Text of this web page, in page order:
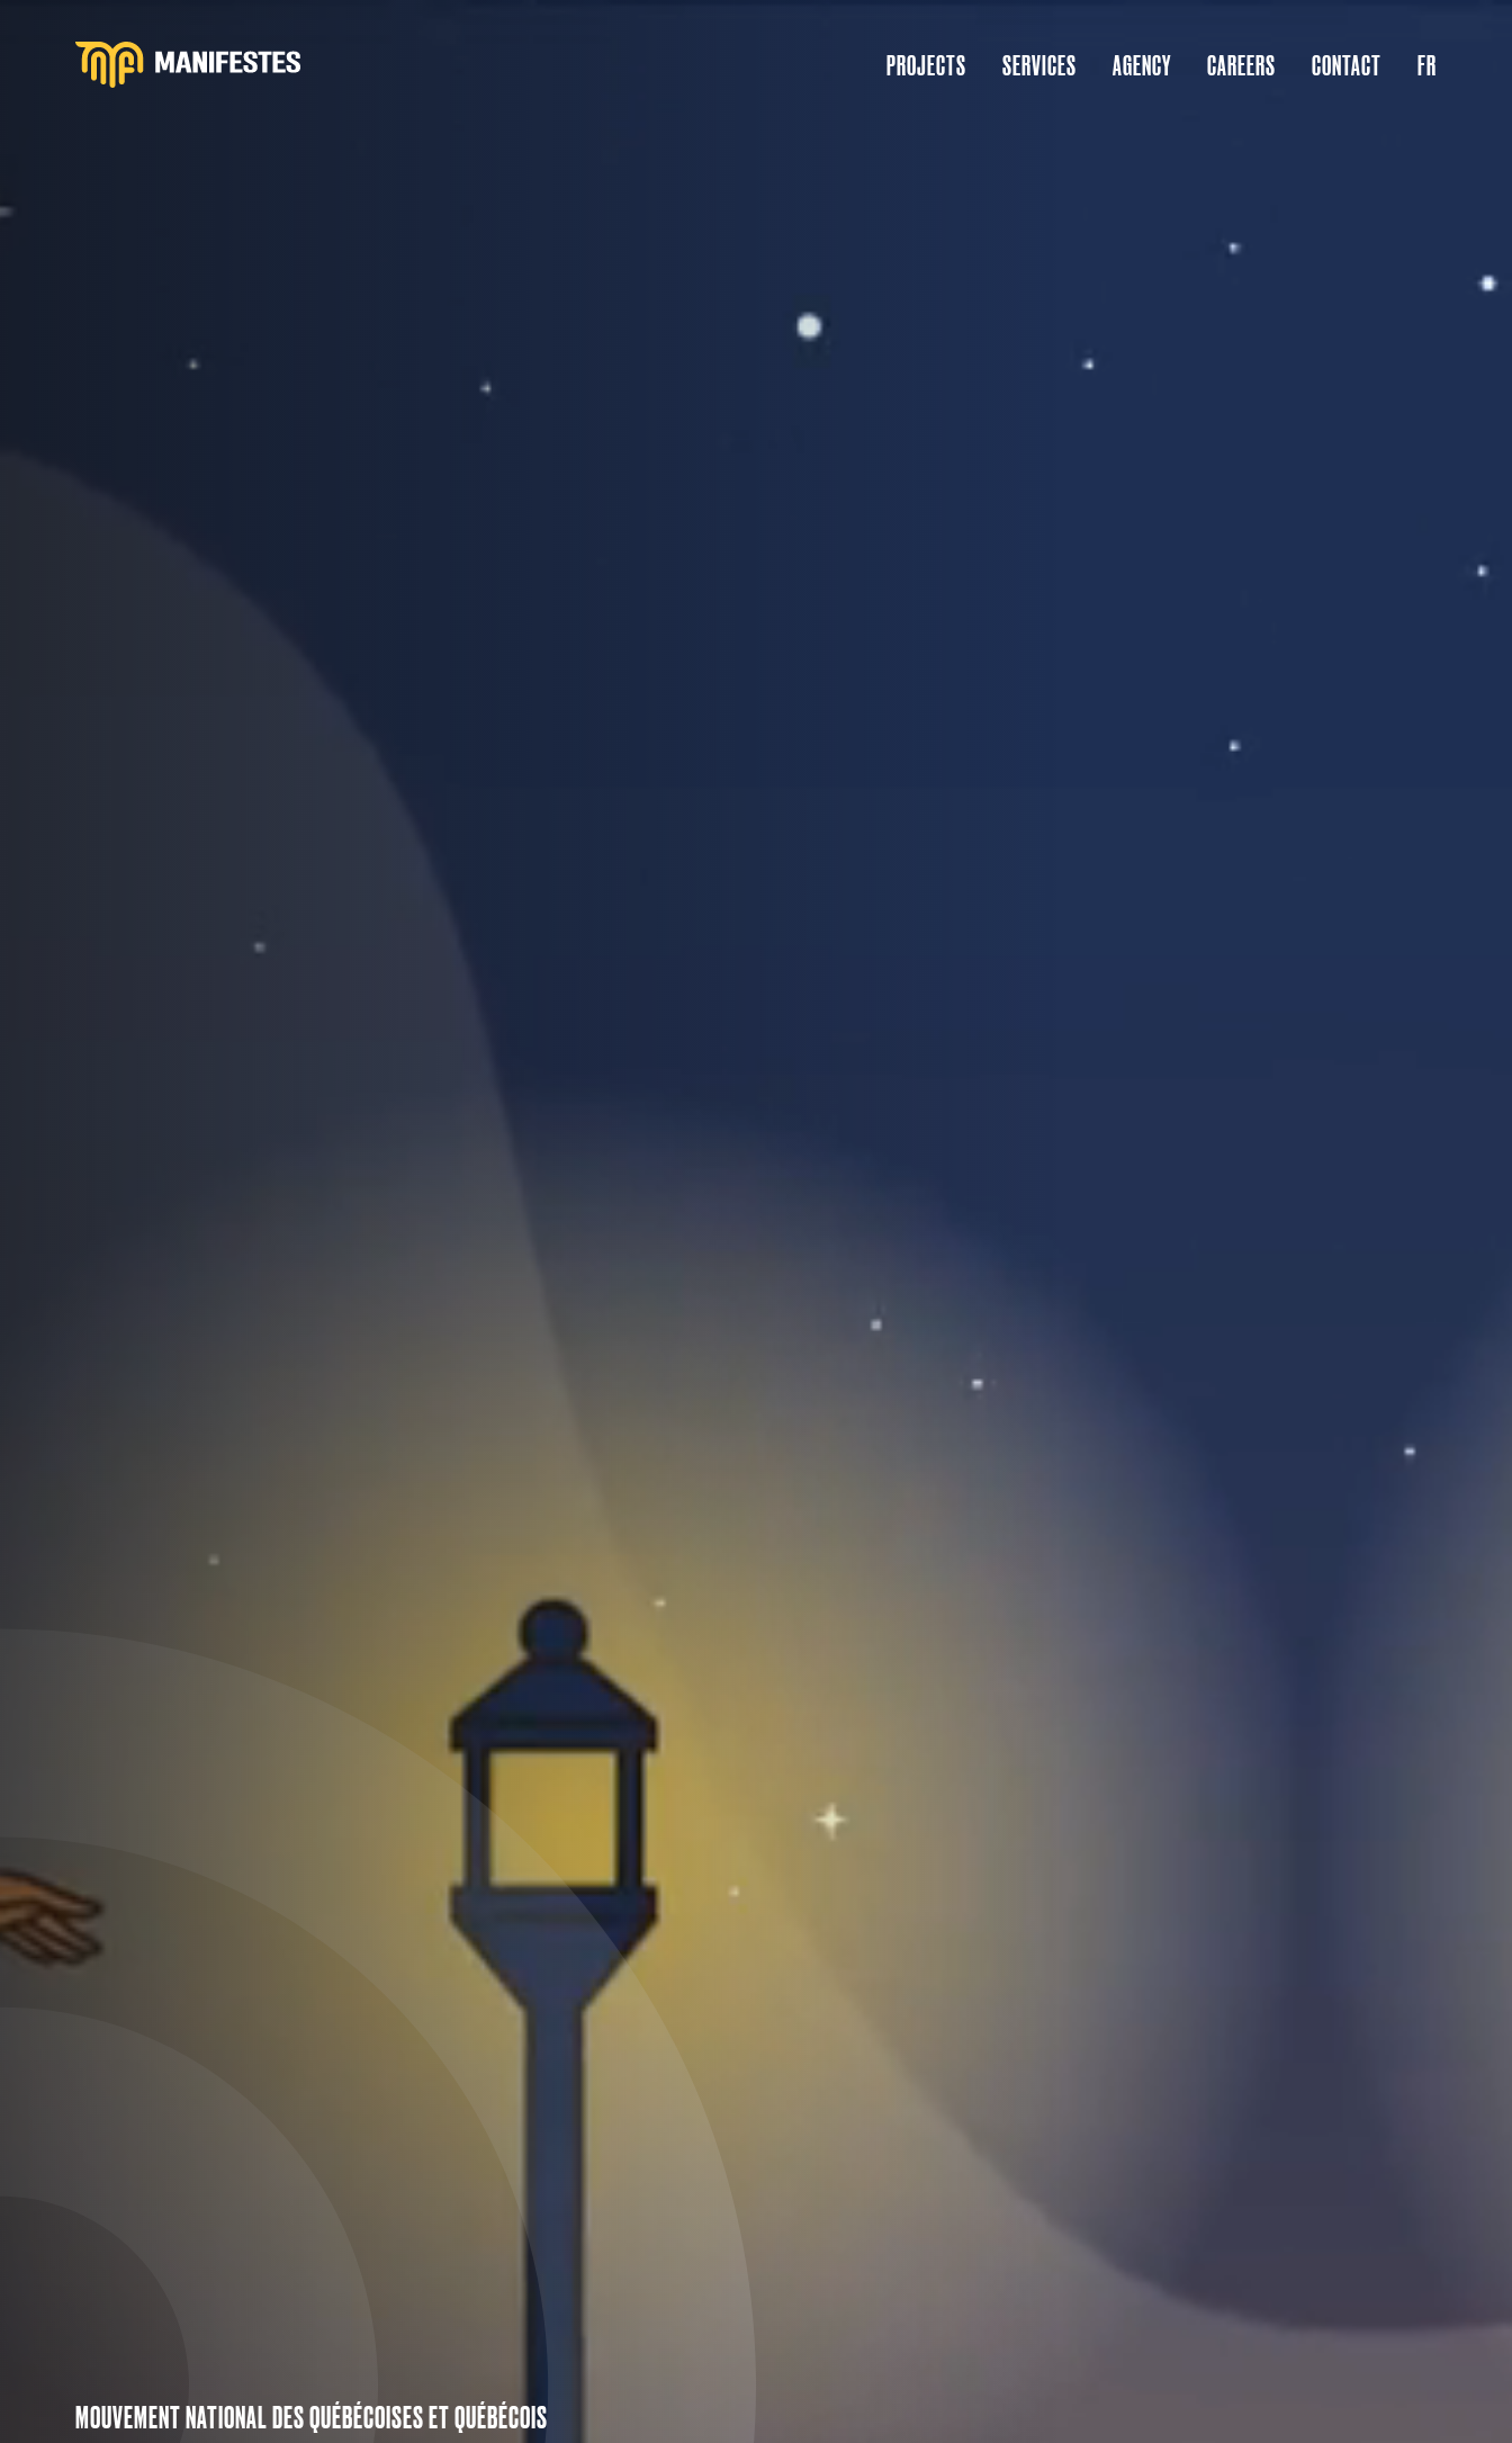
PROJECTS SERVICES AGENCY CAREERS CONTACT FR
MOUVEMENT NATIONAL DES QUÉBÉCOISES ET QUÉBÉCOIS